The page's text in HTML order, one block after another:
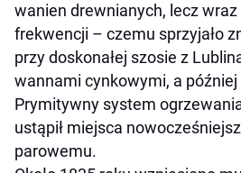
wanien drewnianych, lecz
frekwencji – czemu sprzyjało
przy doskonałej szosie z
wannami cynkowymi, a
Prymitywny system
ustąpił miejsca
parowemu.